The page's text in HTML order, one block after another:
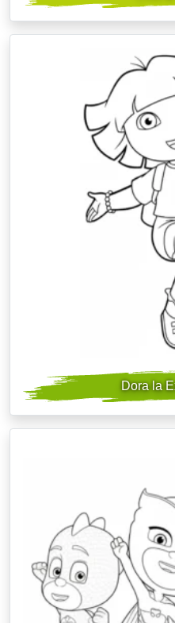
Dora la